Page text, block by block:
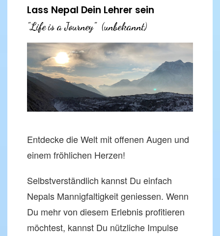
Lass Nepal Dein Lehrer sein
"Life is a Journey"  (unbekannt)
Entdecke die Welt mit offenen Augen und
einem fröhlichen Herzen!
Selbstverständlich kannst Du einfach
Nepals Mannigfaltigkeit geniessen. Wenn
Du mehr von diesem Erlebnis profitieren
möchtest, kannst Du nützliche Impulse